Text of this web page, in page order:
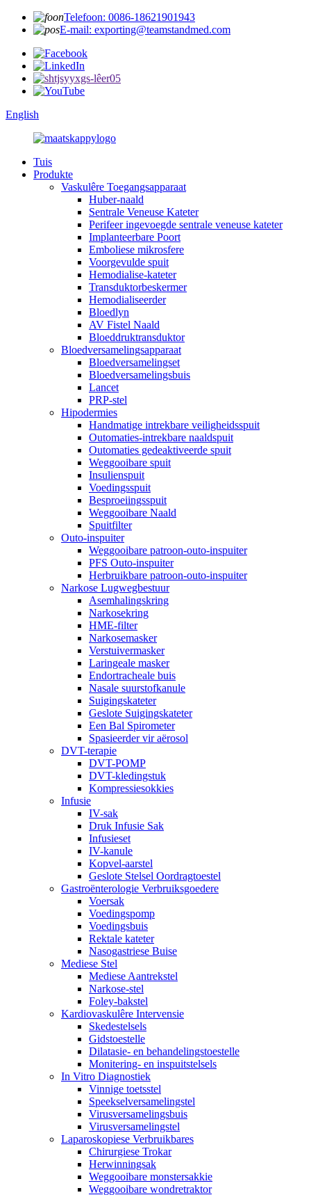
Telefoon: 0086-18621901943
E-mail: exporting@teamstandmed.com
English
Tuis
Produkte
Vaskulêre Toegangsapparaat
Huber-naald
Sentrale Veneuse Kateter
Perifeer ingevoegde sentrale veneuse kateter
Implanteerbare Poort
Emboliese mikrosfere
Voorgevulde spuit
Hemodialise-kateter
Transduktorbeskermer
Hemodialiseerder
Bloedlyn
AV Fistel Naald
Bloeddruktransduktor
Bloedversamelingsapparaat
Bloedversamelingset
Bloedversamelingsbuis
Lancet
PRP-stel
Hipodermies
Handmatige intrekbare veiligheidsspuit
Outomaties-intrekbare naaldspuit
Outomaties gedeaktiveerde spuit
Weggooibare spuit
Insulienspuit
Voedingsspuit
Besproeiingsspuit
Weggooibare Naald
Spuitfilter
Outo-inspuiter
Weggooibare patroon-outo-inspuiter
PFS Outo-inspuiter
Herbruikbare patroon-outo-inspuiter
Narkose Lugwegbestuur
Asemhalingskring
Narkosekring
HME-filter
Narkosemasker
Verstuivermasker
Laringeale masker
Endortracheale buis
Nasale suurstofkanule
Suigingskateter
Geslote Suigingskateter
Een Bal Spirometer
Spasieerder vir aërosol
DVT-terapie
DVT-POMP
DVT-kledingstuk
Kompressiesokkies
Infusie
IV-sak
Druk Infusie Sak
Infusieset
IV-kanule
Kopvel-aarstel
Geslote Stelsel Oordragtoestel
Gastroënterologie Verbruiksgoedere
Voersak
Voedingspomp
Voedingsbuis
Rektale kateter
Nasogastriese Buise
Mediese Stel
Mediese Aantrekstel
Narkose-stel
Foley-bakstel
Kardiovaskulêre Intervensie
Skedestelsels
Gidstoestelle
Dilatasie- en behandelingstoestelle
Monitering- en inspuitstelsels
In Vitro Diagnostiek
Vinnige toetsstel
Speekselversamelingstel
Virusversamelingsbuis
Virusversamelingstel
Laparoskopiese Verbruikbares
Chirurgiese Trokar
Herwinningsak
Weggooibare monstersakkie
Weggooibare wondretraktor